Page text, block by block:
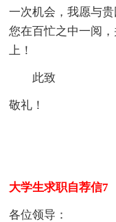
一次机会，我愿与
您在百忙之中一阅
上！
此致
敬礼！
大学生求职自荐信7
各位领导：